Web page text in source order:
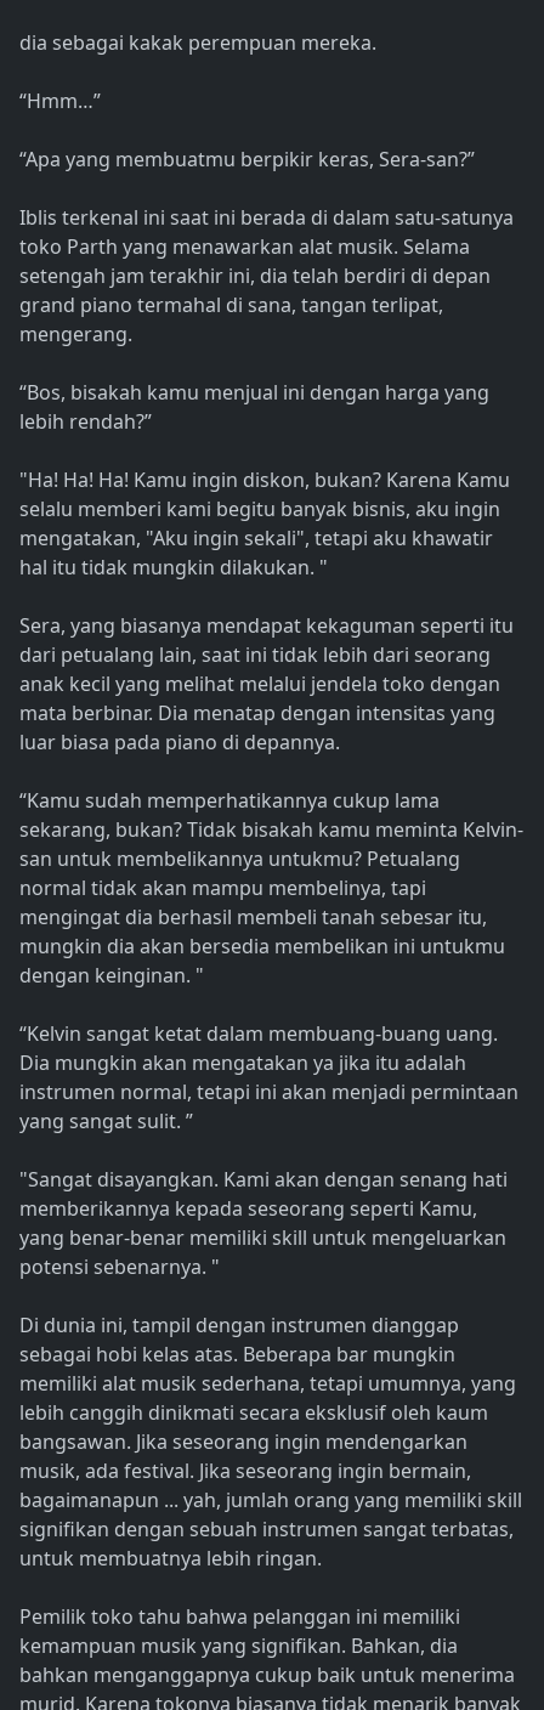
dia sebagai kakak perempuan mereka.
“Hmm…”
“Apa yang membuatmu berpikir keras, Sera-san?”
Iblis terkenal ini saat ini berada di dalam satu-satunya
toko Parth yang menawarkan alat musik. Selama
setengah jam terakhir ini, dia telah berdiri di depan
grand piano termahal di sana, tangan terlipat,
mengerang.
“Bos, bisakah kamu menjual ini dengan harga yang
lebih rendah?”
"Ha! Ha! Ha! Kamu ingin diskon, bukan? Karena Kamu
selalu memberi kami begitu banyak bisnis, aku ingin
mengatakan, "Aku ingin sekali", tetapi aku khawatir
hal itu tidak mungkin dilakukan. "
Sera, yang biasanya mendapat kekaguman seperti itu
dari petualang lain, saat ini tidak lebih dari seorang
anak kecil yang melihat melalui jendela toko dengan
mata berbinar. Dia menatap dengan intensitas yang
luar biasa pada piano di depannya.
“Kamu sudah memperhatikannya cukup lama
sekarang, bukan? Tidak bisakah kamu meminta Kelvin-
san untuk membelikannya untukmu? Petualang
normal tidak akan mampu membelinya, tapi
mengingat dia berhasil membeli tanah sebesar itu,
mungkin dia akan bersedia membelikan ini untukmu
dengan keinginan. "
“Kelvin sangat ketat dalam membuang-buang uang.
Dia mungkin akan mengatakan ya jika itu adalah
instrumen normal, tetapi ini akan menjadi permintaan
yang sangat sulit. ”
"Sangat disayangkan. Kami akan dengan senang hati
memberikannya kepada seseorang seperti Kamu,
yang benar-benar memiliki skill untuk mengeluarkan
potensi sebenarnya. "
Di dunia ini, tampil dengan instrumen dianggap
sebagai hobi kelas atas. Beberapa bar mungkin
memiliki alat musik sederhana, tetapi umumnya, yang
lebih canggih dinikmati secara eksklusif oleh kaum
bangsawan. Jika seseorang ingin mendengarkan
musik, ada festival. Jika seseorang ingin bermain,
bagaimanapun ... yah, jumlah orang yang memiliki skill
signifikan dengan sebuah instrumen sangat terbatas,
untuk membuatnya lebih ringan.
Pemilik toko tahu bahwa pelanggan ini memiliki
kemampuan musik yang signifikan. Bahkan, dia
bahkan menganggapnya cukup baik untuk menerima
murid. Karena tokonya biasanya tidak menarik banyak